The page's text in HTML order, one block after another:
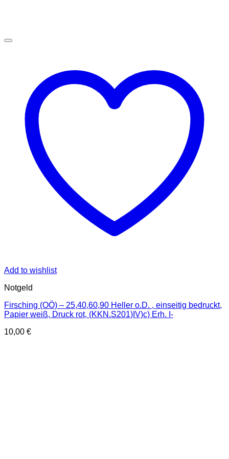
Add to wishlist
Notgeld
Firsching (OÖ) – 25,40,60,90 Heller o.D. , einseitig bedruckt,
Papier weiß, Druck rot, (KKN.S201)IV)c) Erh. I-
10,00 €